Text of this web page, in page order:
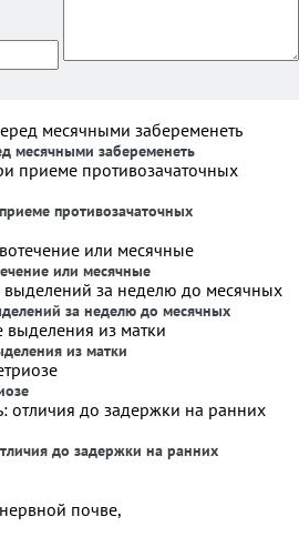
месячными забеременеть
противозачаточных
или месячные
за неделю до месячных
из матки
до задержки на ранних